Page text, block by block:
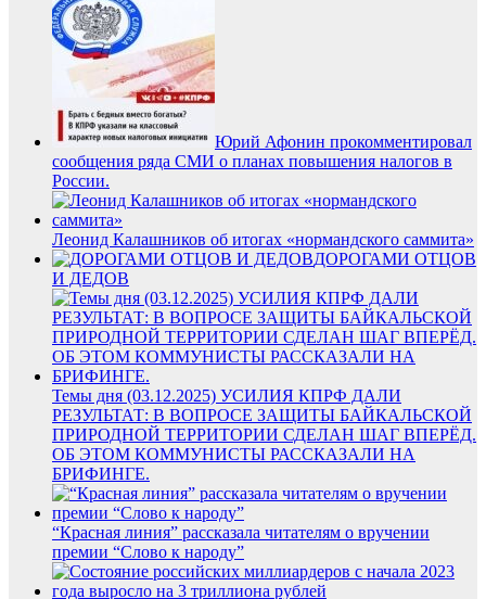
Юрий Афонин прокомментировал
сообщения ряда СМИ о планах повышения налогов в
России.
Леонид Калашников об итогах «нормандского саммита»
ДОРОГАМИ ОТЦОВ
И ДЕДОВ
Темы дня (03.12.2025) УСИЛИЯ КПРФ ДАЛИ
РЕЗУЛЬТАТ: В ВОПРОСЕ ЗАЩИТЫ БАЙКАЛЬСКОЙ
ПРИРОДНОЙ ТЕРРИТОРИИ СДЕЛАН ШАГ ВПЕРЁД.
ОБ ЭТОМ КОММУНИСТЫ РАССКАЗАЛИ НА
БРИФИНГЕ.
“Красная линия” рассказала читателям о вручении
премии “Слово к народу”